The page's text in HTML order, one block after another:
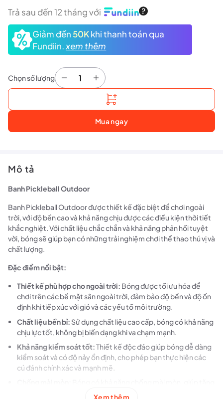
Trả sau đến 12 tháng với
Giảm đến 50Kkhi thanh toán qua
Fundiin.xem thêm
Chọn số lượng
Banh Pickleball Outdoor số lượng
Mua ngay
Mô tả
Banh Pickleball Outdoor
Banh Pickleball Outdoor được thiết kế đặc biệt để chơi ngoài
trời, với độ bền cao và khả năng chịu được các điều kiện thời tiết
khắc nghiệt. Với chất liệu chắc chắn và khả năng phản hồi tuyệt
vời, bóng sẽ giúp bạn có những trải nghiệm chơi thể thao thú vị và
chất lượng.
Đặc điểm nổi bật:
Thiết kế phù hợp cho ngoài trời: Bóng được tối ưu hóa để
chơi trên các bề mặt sân ngoài trời, đảm bảo độ bền và độ ổn
định khi tiếp xúc với gió và các yếu tố môi trường.
Chất liệu bền bỉ: Sử dụng chất liệu cao cấp, bóng có khả năng
chịu lực tốt, không bị biến dạng khi va chạm mạnh.
Khả năng kiểm soát tốt:Thiết kế độc đáo giúp bóng dễ dàng
kiểm soát và có độ nảy ổn định, cho phép bạn thực hiện các
cú đánh chính xác và mạnh mẽ.
tuổi thọ và đảm bảo bạn có thể sử dụng lâu dài mà không lo hư
Xem thêm